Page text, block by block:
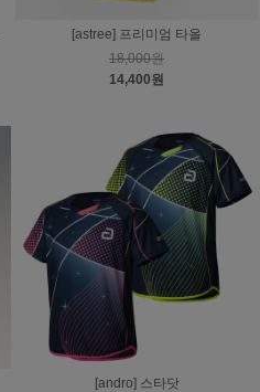
[astree] 프리미엄 타올
18,000원
14,400원
[andro] 스타닷